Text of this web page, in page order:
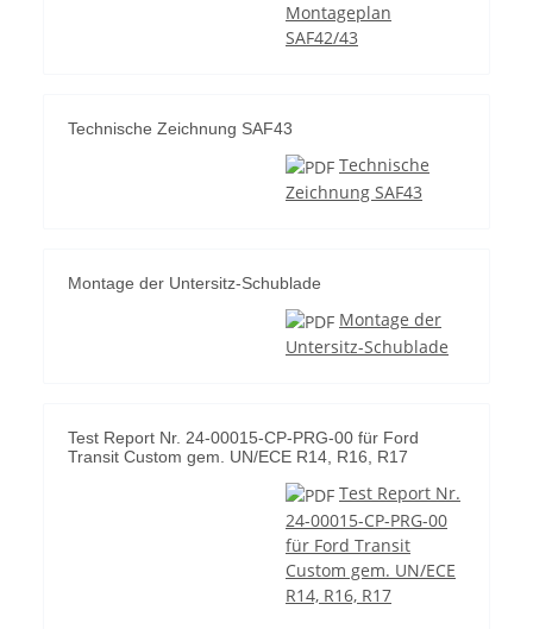
Montageplan
SAF42/43
Technische Zeichnung SAF43
Technische
Zeichnung SAF43
Montage der Untersitz-Schublade
Montage der
Untersitz-Schublade
Test Report Nr. 24-00015-CP-PRG-00 für Ford
Transit Custom gem. UN/ECE R14, R16, R17
Test Report Nr.
24-00015-CP-PRG-00
für Ford Transit
Custom gem. UN/ECE
R14, R16, R17